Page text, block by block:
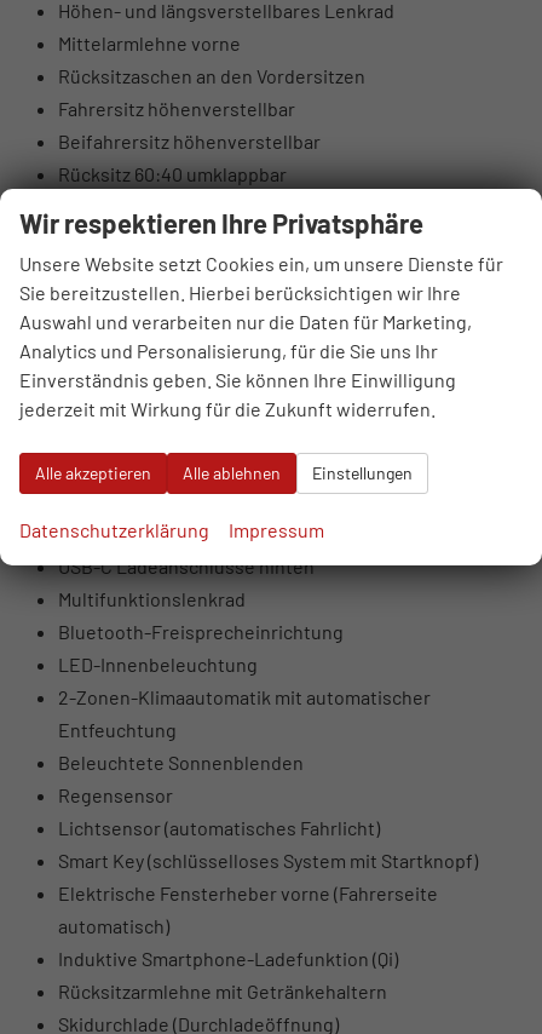
Höhen- und längsverstellbares Lenkrad
Mittelarmlehne vorne
Rücksitzaschen an den Vordersitzen
Fahrersitz höhenverstellbar
Beifahrersitz höhenverstellbar
Rücksitz 60:40 umklappbar
Oberschenkelauflage Fahrerseite
Luftausströmer hinten
Brillenfach
Automatisch abblendender Innenspiegel
10,25" digitales Kombiinstrument
DAB+ Digitalradio
Hochtöner vorne (insgesamt 6 Lautsprecher)
USB-Anschlüsse vorne (USB-A Daten + Laden, USB-C
Laden)
USB-C Ladeanschlüsse hinten
Multifunktionslenkrad
Bluetooth-Freisprecheinrichtung
LED-Innenbeleuchtung
2-Zonen-Klimaautomatik mit automatischer
Entfeuchtung
Beleuchtete Sonnenblenden
Regensensor
Lichtsensor (automatisches Fahrlicht)
Smart Key (schlüsselloses System mit Startknopf)
Elektrische Fensterheber vorne (Fahrerseite
automatisch)
Induktive Smartphone-Ladefunktion (Qi)
Rücksitzarmlehne mit Getränkehaltern
Skidurchlade (Durchladeöffnung)
Wir respektieren Ihre Privatsphäre
Unsere Website setzt Cookies ein, um unsere Dienste für
Sie bereitzustellen. Hierbei berücksichtigen wir Ihre
Auswahl und verarbeiten nur die Daten für Marketing,
Analytics und Personalisierung, für die Sie uns Ihr
Einverständnis geben. Sie können Ihre Einwilligung
jederzeit mit Wirkung für die Zukunft widerrufen.
Alle akzeptieren Alle ablehnen Einstellungen
Datenschutzerklärung Impressum